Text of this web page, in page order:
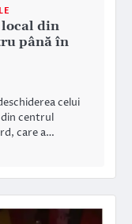
local din
până în
celui
centrul
care a…